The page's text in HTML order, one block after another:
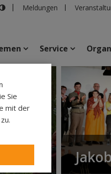
Meldungen
Veranstaltungen
Service
Sie
mit der